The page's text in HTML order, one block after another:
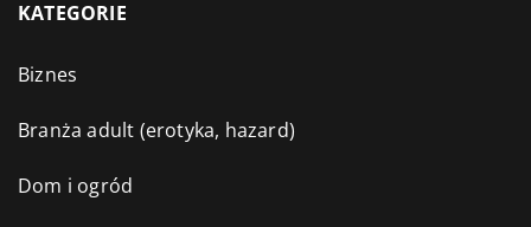
KATEGORIE
Biznes
Branża adult (erotyka, hazard)
Dom i ogród